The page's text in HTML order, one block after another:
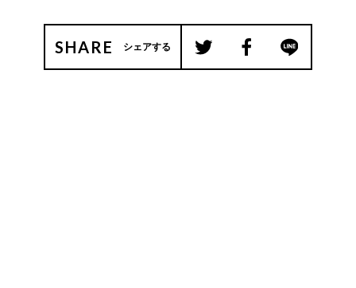
SHARE シェアする